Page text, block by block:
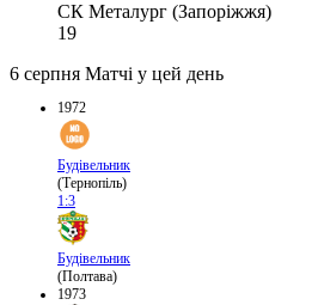
СК Металург (Запоріжжя)
19
6 серпня Матчі у цей день
1972
Будівельник
(Тернопіль)
1:3
Будівельник
(Полтава)
1973